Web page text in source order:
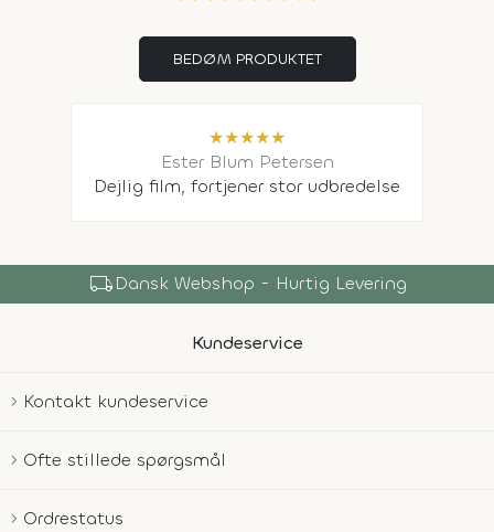
BEDØM PRODUKTET
★★★★★
Ester Blum Petersen
Dejlig film, fortjener stor udbredelse
local_shippingDansk Webshop - Hurtig Levering
Kundeservice
Kontakt kundeservice
Ofte stillede spørgsmål
Ordrestatus